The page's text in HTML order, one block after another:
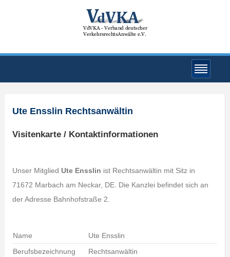
Ute Ensslin Rechtsanwältin
Visitenkarte / Kontaktinformationen
Unser Mitglied Ute Ensslin ist Rechtsanwältin mit Sitz in
71672 Marbach am Neckar, DE. Die Kanzlei befindet sich an
der Adresse Bahnhofstraße 2.
Name
Ute Ensslin
Berufsbezeichnung
Rechtsanwältin